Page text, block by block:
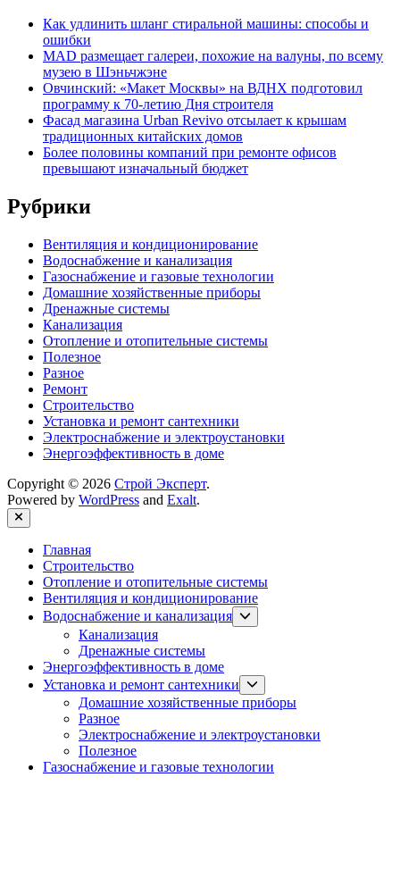
Как удлинить шланг стиральной машины: способы и
ошибки
MAD размещает галереи, похожие на валуны, по всему
музею в Шэньчжэне
Овчинский: «Макет Москвы» на ВДНХ подготовил
программу к 70-летию Дня строителя
Фасад магазина Urban Revivo отсылает к крышам
традиционных китайских домов
Более половины компаний при ремонте офисов
превышают изначальный бюджет
Рубрики
Вентиляция и кондиционирование
Водоснабжение и канализация
Газоснабжение и газовые технологии
Домашние хозяйственные приборы
Дренажные системы
Канализация
Отопление и отопительные системы
Полезное
Разное
Ремонт
Строительство
Установка и ремонт сантехники
Электроснабжение и электроустановки
Энергоэффективность в доме
Copyright © 2026 Строй Эксперт.
Powered by WordPress and Exalt.
Close
Главная
Строительство
Отопление и отопительные системы
Вентиляция и кондиционирование
Водоснабжение и канализация
Show
sub
Канализация
Дренажные системы
Энергоэффективность в доме
Установка и ремонт сантехники
sub
menu
Домашние хозяйственные приборы
Разное
Электроснабжение и электроустановки
Полезное
Газоснабжение и газовые технологии